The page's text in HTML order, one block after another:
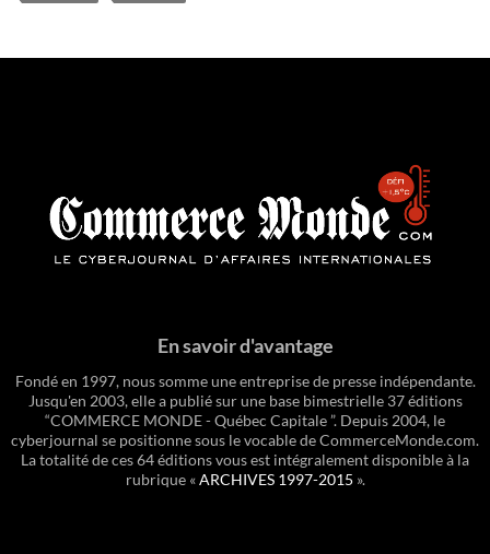
En savoir d'avantage
Fondé en 1997, nous somme une entreprise de presse indépendante.
Jusqu'en 2003, elle a publié sur une base bimestrielle 37 éditions
“COMMERCE MONDE - Québec Capitale ”. Depuis 2004, le
cyberjournal se positionne sous le vocable de CommerceMonde.com.
La totalité de ces 64 éditions vous est intégralement disponible à la
rubrique «ARCHIVES 1997-2015 ».